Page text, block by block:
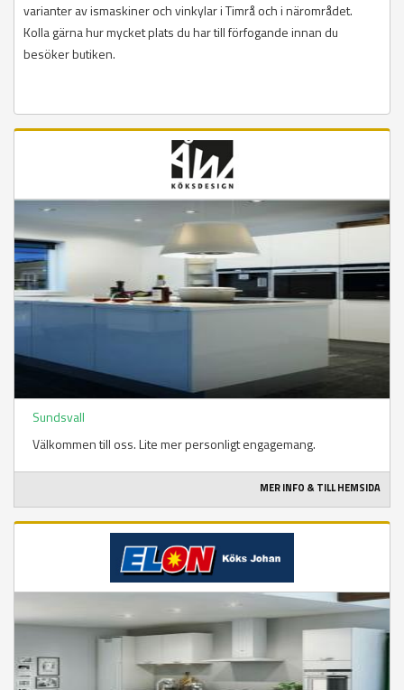
varianter av ismaskiner och vinkylar i Timrå och i närområdet.
Kolla gärna hur mycket plats du har till förfogande innan du
besöker butiken.
Sundsvall
Välkommen till oss. Lite mer personligt engagemang.
MER INFO & TILL HEMSIDA